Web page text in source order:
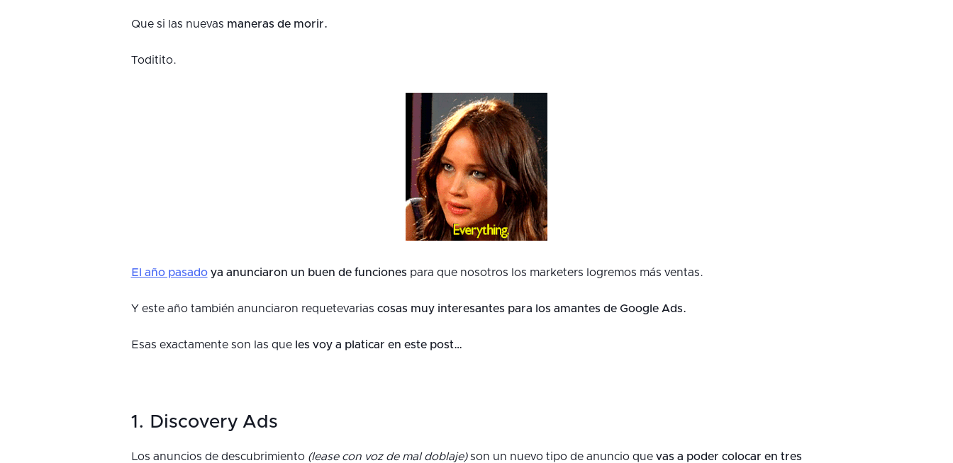
Que si las nuevas maneras de morir.
Toditito.
El año pasadoya anunciaron un buen de funciones para que nosotros los marketers logremos más ventas.
Y este año también anunciaron requetevarias cosas muy interesantes para los amantes de Google Ads.
Esas exactamente son las que les voy a platicar en este post…
1. Discovery Ads
Los anuncios de descubrimiento (lease con voz de mal doblaje)son un nuevo tipo de anuncio que vas a poder colocar en tres